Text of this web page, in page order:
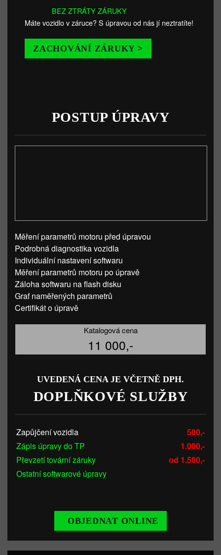
BEZ ZTRÁTY ZÁRUKY
Máte vozidlo v záruce? S úpravou od nás jí neztratíte!
ZACHOVÁNÍ ZÁRUKY >
POSTUP ÚPRAVY
Měření parametrů motoru před úpravou
Podrobná diagnostika vozidla
Individuální nastavení softwaru
Měření parametrů motoru po úpravě
Záloha softwaru na flash disku
Graf naměřených parametrů
Certifikát o úpravě
Katalogová cena
11 000,-
UVEDENÁ CENA JE VČETNĚ DPH.
DOPLŇKOVÉ SLUŽBY
Zapůjčení vozidla
500,-
Zápis úpravy do TP
1.000,-
Převzetí tovární záruky
od 1.500,-
Ostatní softwarové úpravy
OBJEDNAT ONLINE